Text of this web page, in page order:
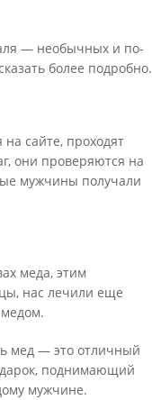
— необычных и по-
более подробно.
сайте, проходят
они проверяются на
мужчины получали
меда, этим
нас лечили еще
мед — это отличный
поднимающий
мужчине.